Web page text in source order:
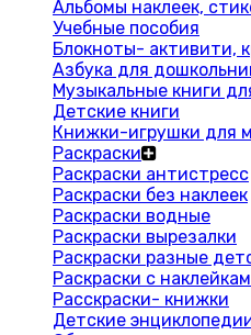
Альбомы наклеек,
Учебные пособия
Блокноты- активити,
Азбука для
Музыкальные книги
Детские книги
Книжки-игрушки для
Раскраски
Раскраски антистресс
Раскраски без наклеек
Раскраски водные
Раскраски вырезалки
Раскраски разные
Раскраски с
Расскраски- книжки
Детские